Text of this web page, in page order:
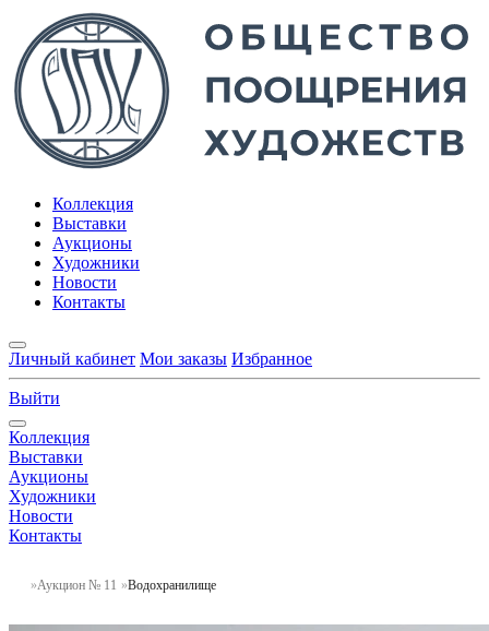
Коллекция
Выставки
Аукционы
Художники
Новости
Контакты
Личный кабинет Мои заказы Избранное
Выйти
Коллекция
Выставки
Аукционы
Художники
Новости
Контакты
Аукцион № 11 Водохранилище